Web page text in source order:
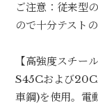
ご注意：従来型
ので十分テスト
【高強度スチー
S45Cおよび
車鋼)を使用。電